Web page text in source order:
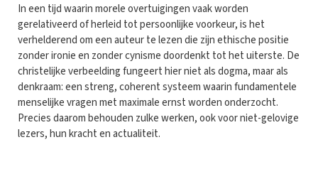
In een tijd waarin morele overtuigingen vaak worden
gerelativeerd of herleid tot persoonlijke voorkeur, is het
verhelderend om een auteur te lezen die zijn ethische positie
zonder ironie en zonder cynisme doordenkt tot het uiterste. De
christelijke verbeelding fungeert hier niet als dogma, maar als
denkraam: een streng, coherent systeem waarin fundamentele
menselijke vragen met maximale ernst worden onderzocht.
Precies daarom behouden zulke werken, ook voor niet-gelovige
lezers, hun kracht en actualiteit.